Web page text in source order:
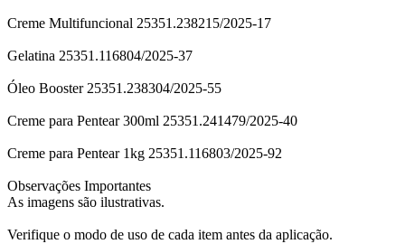
Creme Multifuncional 25351.238215/2025-17
Gelatina 25351.116804/2025-37
Óleo Booster 25351.238304/2025-55
Creme para Pentear 300ml 25351.241479/2025-40
Creme para Pentear 1kg 25351.116803/2025-92
Observações Importantes
As imagens são ilustrativas.
Verifique o modo de uso de cada item antes da aplicação.